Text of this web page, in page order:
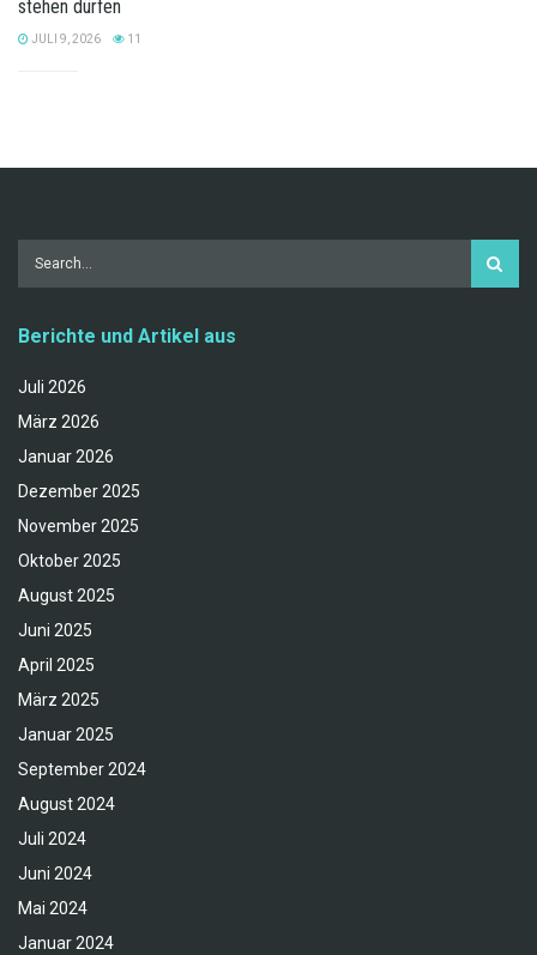
stehen dürfen
JULI 9, 2026 11
Berichte und Artikel aus
Juli 2026
März 2026
Januar 2026
Dezember 2025
November 2025
Oktober 2025
August 2025
Juni 2025
April 2025
März 2025
Januar 2025
September 2024
August 2024
Juli 2024
Juni 2024
Mai 2024
Januar 2024